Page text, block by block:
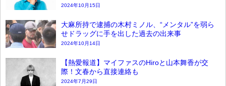
2024年10月15日
大麻所持で逮捕の木村ミノル、“メンタル”を弱ら
せドラッグに手を出した過去の出来事
2024年10月14日
【熱愛報道】マイファスのHiroと山本舞香が交
際！文春から直接連絡も
2024年7月29日